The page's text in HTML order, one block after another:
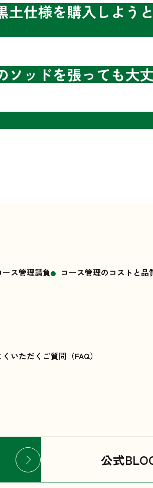
仕様を購入しよう
ッドを張っても大
ース管理請負 コース管理のコストと品
くいただくご質問（FAQ）
公式